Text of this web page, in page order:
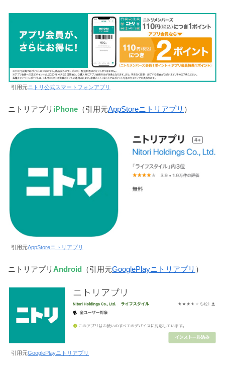
引用元ニトリ公式スマートフォンアプリ
ニトリアプリ iPhone （引用元AppStoreニトリアプリ ）
引用元AppStoreニトリアプリ
ニトリアプリ Android （引用元GooglePlayニトリアプリ ）
引用元GooglePlayニトリアプリ